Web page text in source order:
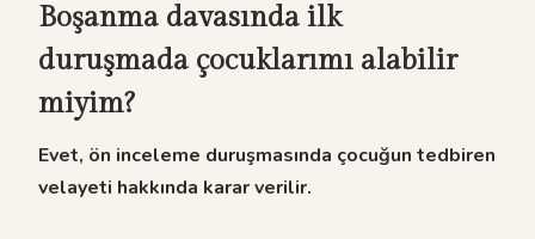
Boşanma davasında ilk
duruşmada çocuklarımı alabilir
miyim?
Evet, ön inceleme duruşmasında çocuğun tedbiren
velayeti hakkında karar verilir.